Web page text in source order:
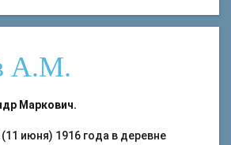
А.М.
Маркович.
июня) 1916 года в деревне